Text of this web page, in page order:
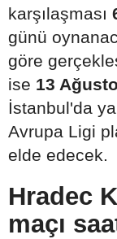
karşılaşması
günü
göre
ise 13
İstanbul'da
Avrupa Ligi
elde edecek.
Hradec
maçı